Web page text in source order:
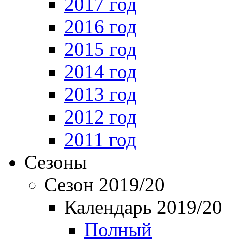
2016 год
2015 год
2014 год
2013 год
2012 год
2011 год
Сезоны
Сезон 2019/20
Календарь 2019/20
Полный